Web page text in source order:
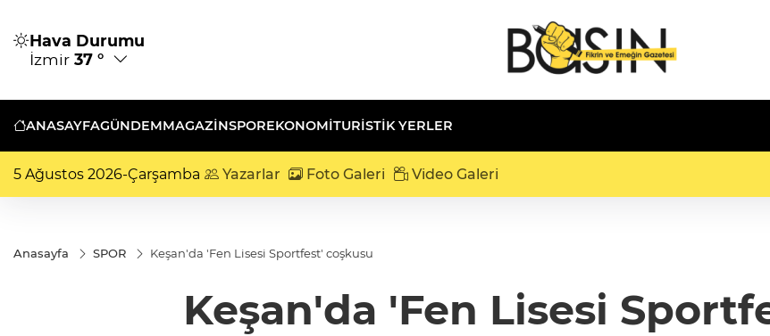
Hava Durumu
İzmir 37 °
ANASAYFAGÜNDEMMAGAZİNSPOREKONOMİTURISTIK YERLER
5 Ağustos 2026-Çarşamba Yazarlar Foto Galeri Video Galeri
Anasayfa SPOR Keşan'da 'Fen Lisesi Sportfest' coşkusu
Keşan'da 'Fen Lisesi